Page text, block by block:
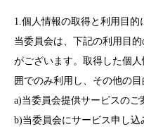
1.個人情報の取得と利用目的
当委員会は、下記の利用目
がございます。取得した個
囲でのみ利用し、その他の
a)当委員会提供サービスのご
b)当委員会にサービス申し